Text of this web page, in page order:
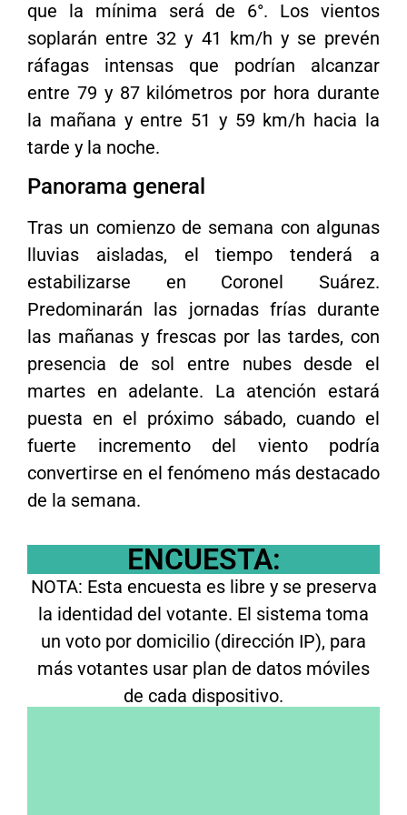
que la mínima será de 6°. Los vientos
soplarán entre 32 y 41 km/h y se prevén
ráfagas intensas que podrían alcanzar
entre 79 y 87 kilómetros por hora durante
la mañana y entre 51 y 59 km/h hacia la
tarde y la noche.
Panorama general
Tras un comienzo de semana con algunas
lluvias aisladas, el tiempo tenderá a
estabilizarse en Coronel Suárez.
Predominarán las jornadas frías durante
las mañanas y frescas por las tardes, con
presencia de sol entre nubes desde el
martes en adelante. La atención estará
puesta en el próximo sábado, cuando el
fuerte incremento del viento podría
convertirse en el fenómeno más destacado
de la semana.
ENCUESTA:
NOTA: Esta encuesta es libre y se preserva
la identidad del votante. El sistema toma
un voto por domicilio (dirección IP), para
más votantes usar plan de datos móviles
de cada dispositivo.